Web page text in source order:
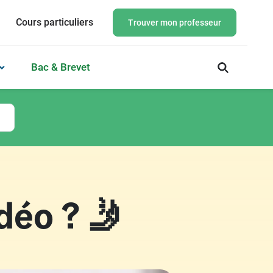
Cours particuliers Trouver mon professeur
Bac & Brevet
? 🤳